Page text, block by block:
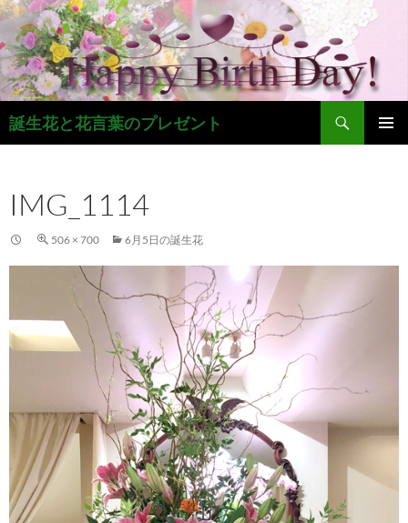
コ
ン
テ
ン
ツ
へ
ス
誕生花と花言葉のプレゼント
検
索
IMG_1114
506 × 700 6月5日の誕生花